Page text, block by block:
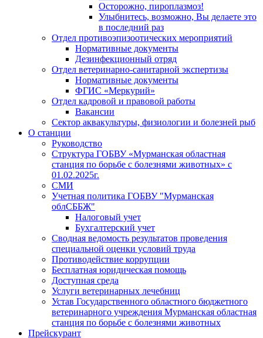
Осторожно, пироплазмоз!
Улыбнитесь, возможно, Вы делаете это
в последний раз
Отдел противоэпизоотических мероприятий
Нормативные документы
Дезинфекционный отряд
Отдел ветеринарно-санитарной экспертизы
Нормативные документы
ФГИС «Меркурий»
Отдел кадровой и правовой работы
Вакансии
Сектор аквакультуры, физиологии и болезней рыб
О станции
Руководство
Структура ГОБВУ «Мурманская областная
станция по борьбе с болезнями животных» c
01.02.2025г.
СМИ
Учетная политика ГОБВУ "Мурманская
облСББЖ"
Налоговый учет
Бухгалтерский учет
Сводная ведомость результатов проведения
специальной оценки условий труда
Противодействие коррупции
Бесплатная юридическая помощь
Доступная среда
Услуги ветеринарных лечебниц
Устав Государственного областного бюджетного
ветеринарного учреждения Мурманская областная
станция по борьбе с болезнями животных
Прейскурант